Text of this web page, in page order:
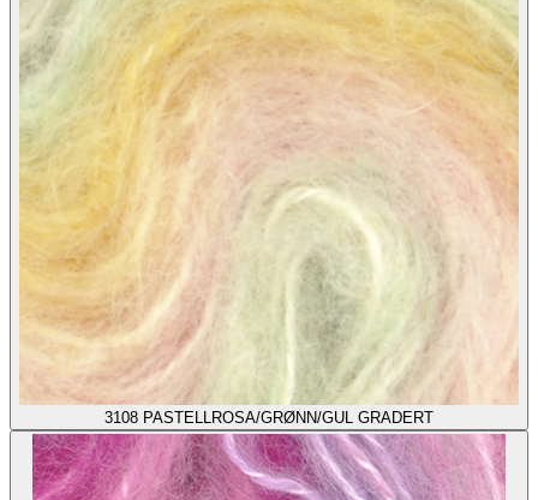
3108 PASTELLROSA/GRØNN/GUL GRADERT